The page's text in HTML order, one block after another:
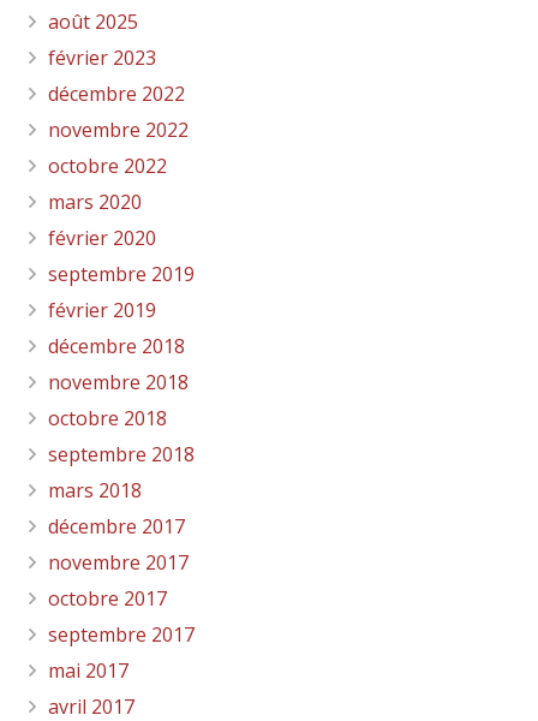
août 2025
février 2023
décembre 2022
novembre 2022
octobre 2022
mars 2020
février 2020
septembre 2019
février 2019
décembre 2018
novembre 2018
octobre 2018
septembre 2018
mars 2018
décembre 2017
novembre 2017
octobre 2017
septembre 2017
mai 2017
avril 2017